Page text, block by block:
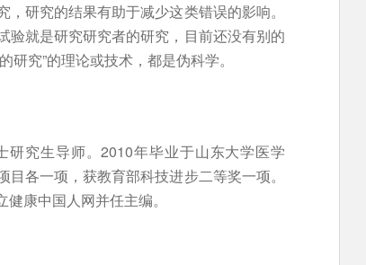
研究的结果有助于减少这类错误的影响。
就是研究研究者的研究，目前还没有别的
究”的理论或技术，都是伪科学。
究生导师。2010年毕业于山东大学医学
各一项，获教育部科技进步二等奖一项。
康中国人网并任主编。